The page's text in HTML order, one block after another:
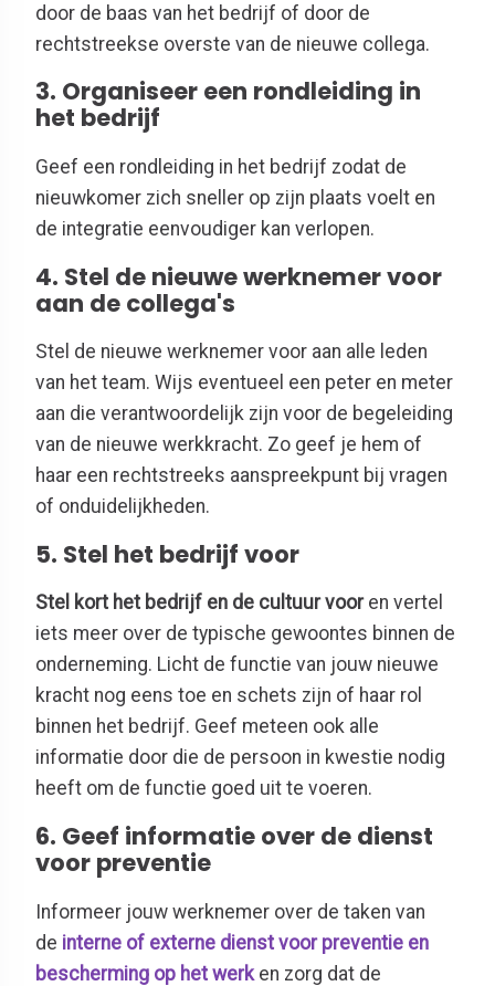
door de baas van het bedrijf of door de
rechtstreekse overste van de nieuwe collega.
3. Organiseer een rondleiding in
het bedrijf
Geef een rondleiding in het bedrijf zodat de
nieuwkomer zich sneller op zijn plaats voelt en
de integratie eenvoudiger kan verlopen.
4. Stel de nieuwe werknemer voor
aan de collega's
Stel de nieuwe werknemer voor aan alle leden
van het team. Wijs eventueel een peter en meter
aan die verantwoordelijk zijn voor de begeleiding
van de nieuwe werkkracht. Zo geef je hem of
haar een rechtstreeks aanspreekpunt bij vragen
of onduidelijkheden.
5. Stel het bedrijf voor
Stel kort het bedrijf en de cultuur vooren vertel
iets meer over de typische gewoontes binnen de
onderneming. Licht de functie van jouw nieuwe
kracht nog eens toe en schets zijn of haar rol
binnen het bedrijf. Geef meteen ook alle
informatie door die de persoon in kwestie nodig
heeft om de functie goed uit te voeren.
6. Geef informatie over de dienst
voor preventie
Informeer jouw werknemer over de taken van
de interne of externe dienst voor preventie en
bescherming op het werk en zorg dat de